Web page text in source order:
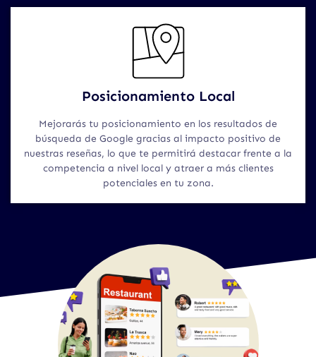
Posicionamiento Local
Mejorarás tu posicionamiento en los resultados de
búsqueda de Google gracias al impacto positivo de
nuestras reseñas, lo que te permitirá destacar frente a la
competencia a nivel local y atraer a más clientes
potenciales en tu zona.